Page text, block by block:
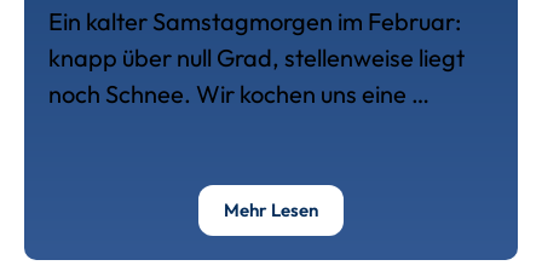
Ein kalter Samstagmorgen im Februar:
knapp über null Grad, stellenweise liegt
noch Schnee. Wir kochen uns eine …
Mehr LesenÜber Wenn Sich Der